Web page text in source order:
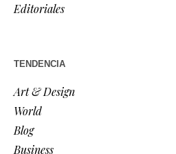
Editoriales
TENDENCIA
Art & Design
World
Blog
Business